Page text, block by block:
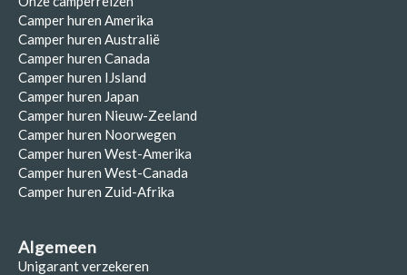
Camper huren Amerika
Camper huren Australië
Camper huren Canada
Camper huren IJsland
Camper huren Japan
Camper huren Nieuw-Zeeland
Camper huren Noorwegen
Camper huren West-Amerika
Camper huren West-Canada
Camper huren Zuid-Afrika
Algemeen
Unigarant verzekeren